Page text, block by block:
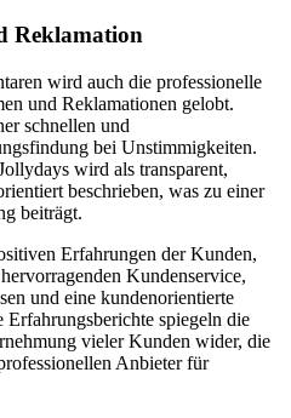
Reklamation
wird auch die professionelle
und Reklamationen gelobt.
schnellen und
bei Unstimmigkeiten.
wird als transparent,
beschrieben, was zu einer
beiträgt.
Erfahrungen der Kunden,
Kundenservice,
und eine kundenorientierte
spiegeln die
vieler Kunden wider, die
Anbieter für